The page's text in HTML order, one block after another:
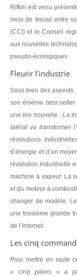
Rifkin est venu
mois de travail entre
(CCI) et le Conseil
aux nouvelles
pseudo-écologiques.
Fleurir l’industrie
Sous bien des
son énième best-seller
une ère nouvelle : La
latéral va transformer
révolutions
d’énergie et d’un
révolution industrielle
machine à vapeur. La
et du moteur à
changer de modèle.
une troisième grande
de l’Internet.
Les cinq
Pour mettre en route
«cinq piliers »a